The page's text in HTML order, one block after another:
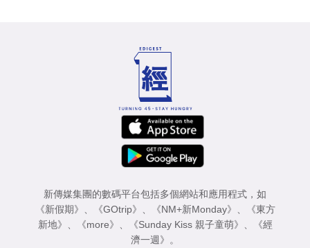
新傳媒集團的數碼平台包括多個網站和應用程式，如
《新假期》
《GOtrip》 《NM+新Monday》
《東方
新地》
《more》 《Sunday Kiss 親子童萌》
《經
濟一週》
。